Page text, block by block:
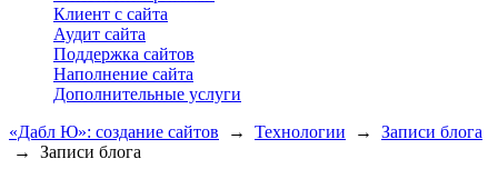
Клиент с сайта
Аудит сайта
Поддержка сайтов
Наполнение сайта
Дополнительные услуги
«Дабл Ю»: создание сайтов
→ Технологии →
Записи блога
→
Записи блога